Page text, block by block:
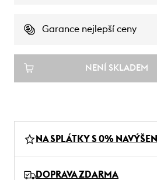
Garance nejlepší ceny
NENÍ SKLADEM
NA SPLÁTKY S 0% NAVÝŠENÍ
DOPRAVA ZDARMA